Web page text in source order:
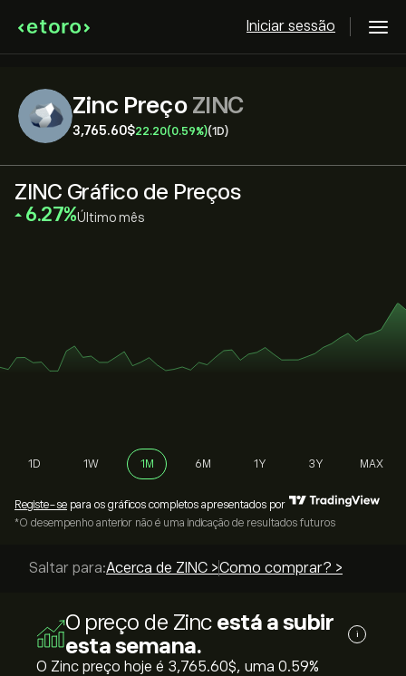
Iniciar sessão
Zinc PreçoZINC
3,765.60‎$‎22.20(0.59%)(1D)
ZINC Gráfico de Preços
‎6.27‎ Último mês
1D 1W 1M 6M 1Y 3Y MAX
Registe-se para os gráficos completos apresentados por
*O desempenho anterior não é uma indicação de resultados futuros
Saltar para:Acerca de ZINC >Como comprar? >
O preço de Zinc está a subir
esta semana.
i
O Zinc preço hoje é 3,765.60‎$‎, uma ‎0.59‎%